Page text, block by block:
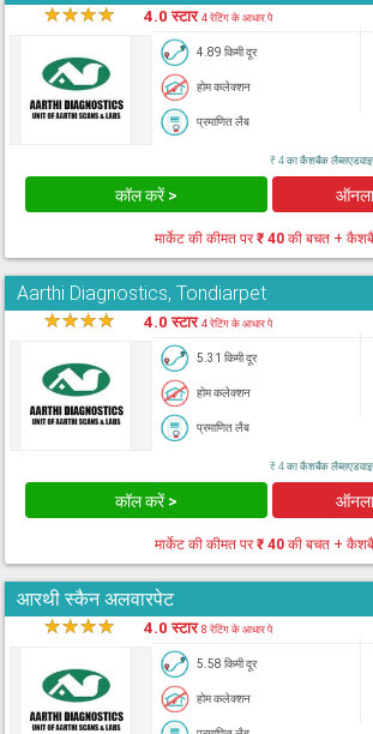
★★★★ 4.0 स्टार4 रेटिंग के आधार पे
4.89 किमी दूर
होम कलेक्शन
प्रमाणित लैब
₹ 4 का कैशबैक
कॉल करें >
मार्केट की कीमत पर₹ 40 की बचत +
Aarthi Diagnostics, Tondiarpet
★★★★ 4.0 स्टार4 रेटिंग के आधार पे
5.31 किमी दूर
होम कलेक्शन
प्रमाणित लैब
₹ 4 का कैशबैक
कॉल करें >
मार्केट की कीमत पर₹ 40 की बचत +
आरथी स्कैन अलवारपेट
★★★★ 4.0 स्टार8 रेटिंग के आधार पे
5.58 किमी दूर
होम कलेक्शन